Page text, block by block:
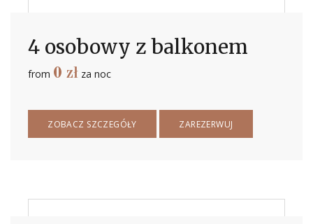
from 0 zł za noc
4 osobowy z balkonem
ZOBACZ SZCZEGÓŁY ZAREZERWUJ